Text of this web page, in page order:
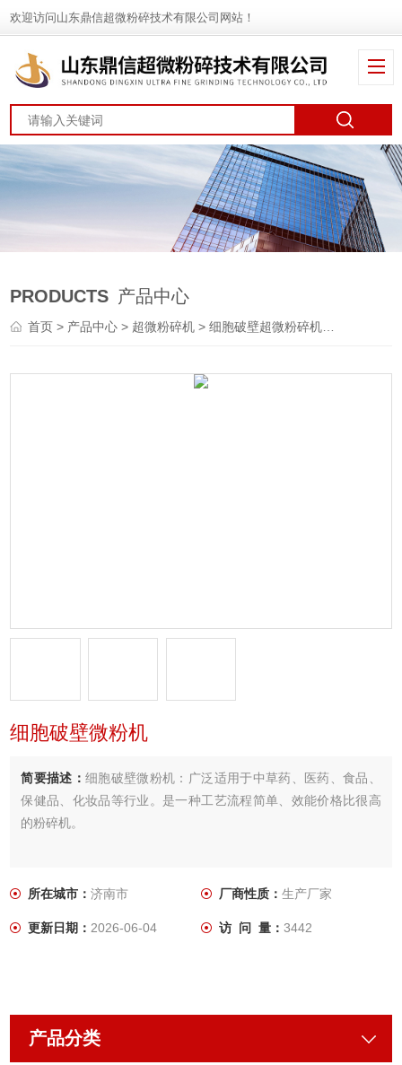
欢迎访问山东鼎信超微粉碎技术有限公司网站！
PRODUCTS 产品中心
首页> 产品中心 > 超微粉碎机 >细胞破壁超微粉碎机> 细胞破壁微
细胞破壁微粉机
简要描述： 细胞破壁微粉机：广泛适用于中草药、医药、食品、
保健品、化妆品等行业。是一种工艺流程简单、效能价格比很高
的粉碎机。
所在城市：济南市 厂商性质： 生产厂家
更新日期：2026-06-04 访 问 量： 3442
产品分类